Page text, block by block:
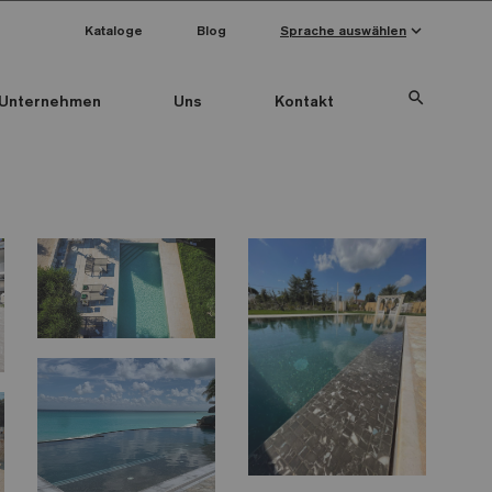
Unternehmen Uns Kontakt search
Kataloge Blog Sprache auswählen keyboard_arrow_down